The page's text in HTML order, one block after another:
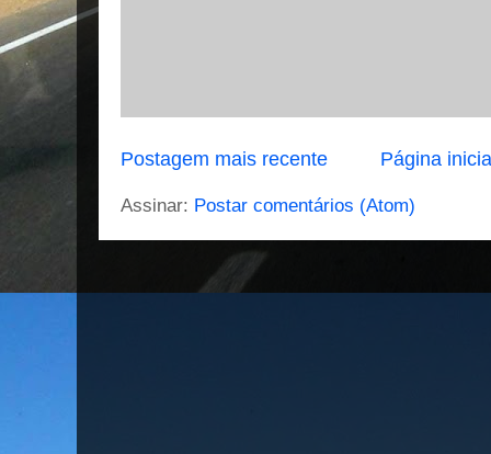
Postagem mais recente Página
Assinar: Postar comentários (Atom)